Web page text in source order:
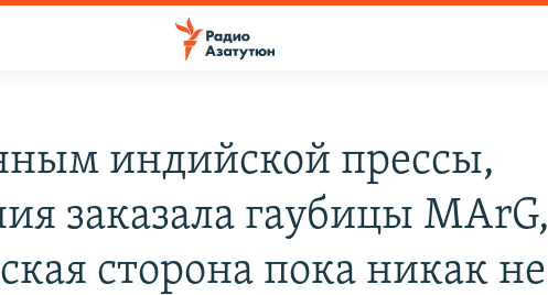
индийской прессы,
заказала гаубицы MArG,
сторона пока никак не